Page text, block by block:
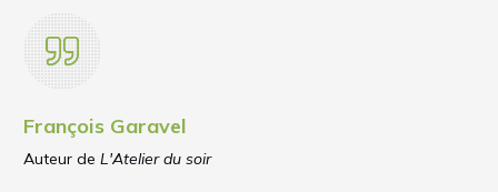
François Garavel
Auteur de L'Atelier du soir